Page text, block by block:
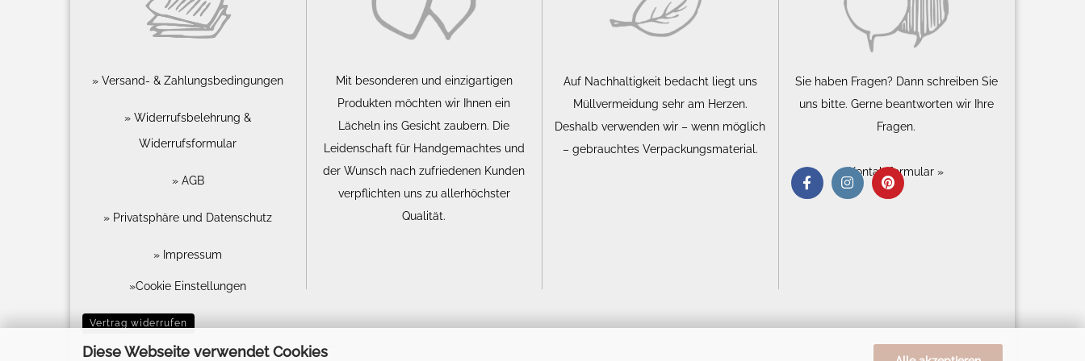
Diese Webseite verwendet Cookies
Versand- & Zahlungsbedingungen
Widerrufsbelehrung &
Widerrufsformular
AGB
Privatsphäre und Datenschutz
Impressum
Cookie Einstellungen
Mit besonderen und einzigartigen
Produkten möchten wir Ihnen ein
Lächeln ins Gesicht zaubern. Die
Leidenschaft für Handgemachtes und
der Wunsch nach zufriedenen Kunden
verpflichten uns zu allerhöchster
Qualität.
Auf Nachhaltigkeit bedacht liegt uns
Müllvermeidung sehr am Herzen.
Deshalb verwenden wir – wenn möglich
– gebrauchtes Verpackungsmaterial.
Sie haben Fragen? Dann schreiben Sie
uns bitte. Gerne beantworten wir Ihre
Fragen.
Kontaktformular »
Vertrag widerrufen